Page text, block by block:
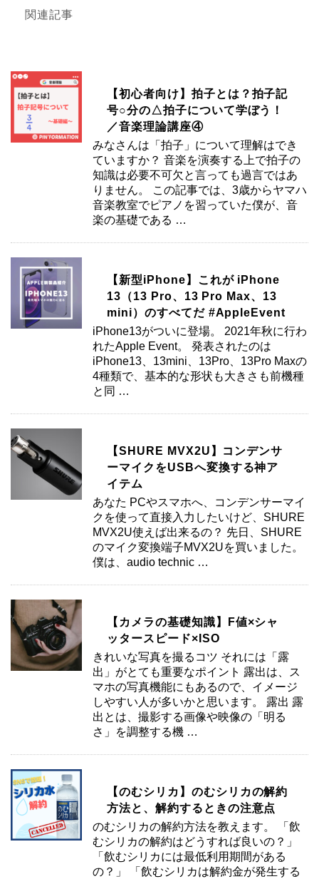
関連記事
【初心者向け】拍子とは？拍子記
号○分の△拍子について学ぼう！
／音楽理論講座④
みなさんは「拍子」について理解はでき
ていますか？ 音楽を演奏する上で拍子の
知識は必要不可欠と言っても過言ではあ
りません。 この記事では、3歳からヤマハ
音楽教室でピアノを習っていた僕が、音
楽の基礎である …
【新型iPhone】これが iPhone
13（13 Pro、13 Pro Max、13
mini）のすべてだ #AppleEvent
iPhone13がついに登場。 2021年秋に行わ
れたApple Event。 発表されたのは
iPhone13、13mini、13Pro、13Pro Maxの
4種類で、基本的な形状も大きさも前機種
と同 …
【SHURE MVX2U】コンデンサ
ーマイクをUSBへ変換する神ア
イテム
あなた PCやスマホへ、コンデンサーマイ
クを使って直接入力したいけど、SHURE
MVX2U使えば出来るの？ 先日、SHURE
のマイク変換端子MVX2Uを買いました。
僕は、audio technic …
【カメラの基礎知識】F値×シャ
ッタースピード×ISO
きれいな写真を撮るコツ それには「露
出」がとても重要なポイント 露出は、ス
マホの写真機能にもあるので、イメージ
しやすい人が多いかと思います。 露出 露
出とは、撮影する画像や映像の「明る
さ」を調整する機 …
【のむシリカ】のむシリカの解約
方法と、解約するときの注意点
のむシリカの解約方法を教えます。 「飲
むシリカの解約はどうすれば良いの？」
「飲むシリカには最低利用期間がある
の？」 「飲むシリカは解約金が発生する